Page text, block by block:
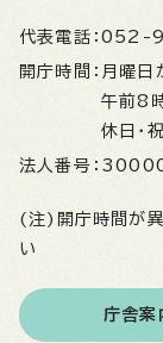
代表電話： 052-
開庁時間： 月曜日
午前8
休日・
法人番号：
(注)開庁時間が異
い
庁舎案